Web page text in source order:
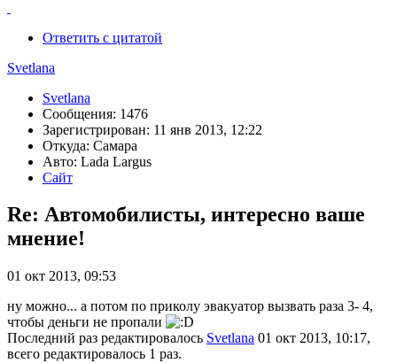
Ответить с цитатой
Svetlana
Svetlana
Сообщения: 1476
Зарегистрирован: 11 янв 2013, 12:22
Откуда: Самара
Авто: Lada Largus
Сайт
Re: Автомобилисты, интересно ваше
мнение!
01 окт 2013, 09:53
ну можно... а потом по приколу эвакуатор вызвать раза 3- 4,
чтобы деньги не пропали
Последний раз редактировалось Svetlana 01 окт 2013, 10:17,
всего редактировалось 1 раз.